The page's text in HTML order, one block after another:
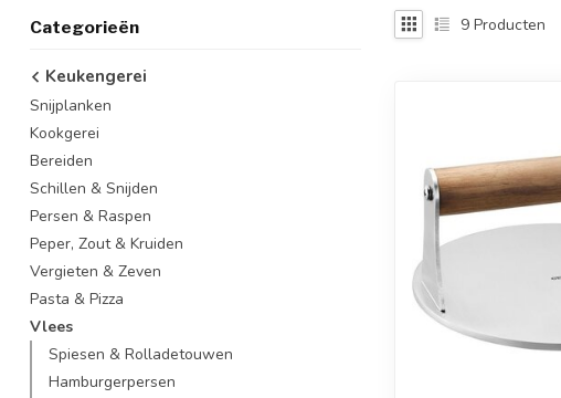
Categorieën
Keukengerei
Snijplanken
Kookgerei
Bereiden
Schillen & Snijden
Persen & Raspen
Peper, Zout & Kruiden
Vergieten & Zeven
Pasta & Pizza
Vlees
Spiesen & Rolladetouwen
Hamburgerpersen
9 Producten